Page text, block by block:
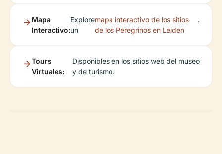
Mapa
Interactivo:
Explore
un
mapa interactivo de los sitios
de los Peregrinos en Leiden
.
Tours
Virtuales:
Disponibles en los sitios web del museo
y de turismo.